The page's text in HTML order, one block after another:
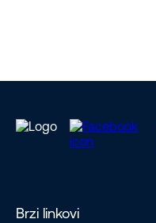
Brzi linkovi